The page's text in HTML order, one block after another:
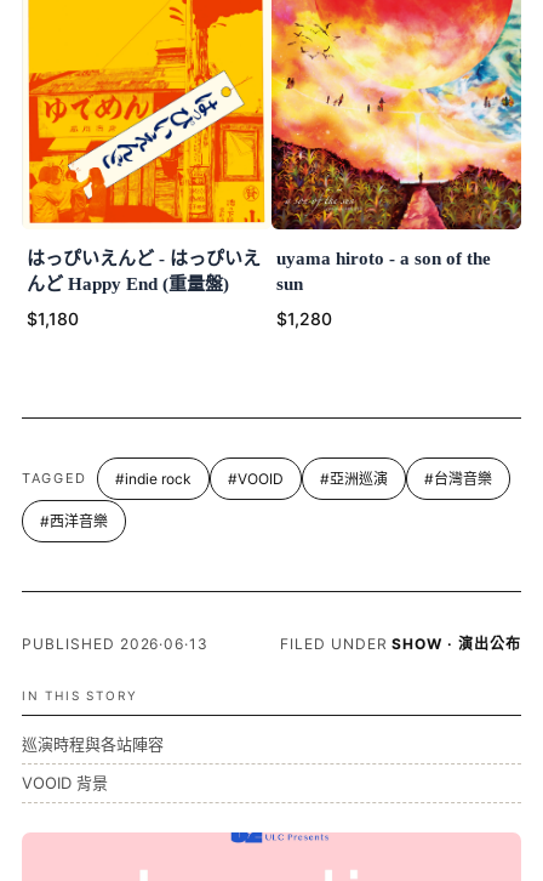
はっぴいえんど - はっぴいえ
んど Happy End (重量盤)
$1,180
uyama hiroto - a son of the
sun
$1,280
TAGGED #indie rock #VOOID #亞洲巡演 #台灣音樂
#西洋音樂
PUBLISHED 2026·06·13 FILED UNDERSHOW · 演出公布
IN THIS STORY
巡演時程與各站陣容
VOOID 背景